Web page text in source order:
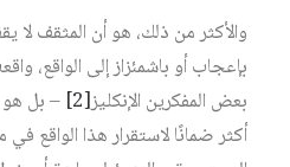
والأكثر من ذلك، هو أن المثقف لا
بإعجاب أو باشمئزاز إلى الواقع،
بعض المفكرين الإنكليز[2]
– بل هو
أكثر ضمانًا لاستقرار هذا الواقع